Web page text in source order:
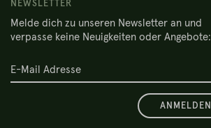
NEWSLETTER
Melde dich zu unseren Newsletter an und
verpasse keine Neuigkeiten oder Angebote:
ANMELDEN